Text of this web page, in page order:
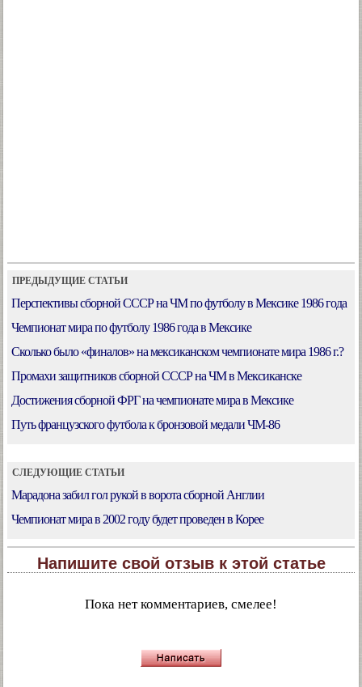
ПРЕДЫДУЩИЕ СТАТЬИ
Перспективы сборной СССР на ЧМ по футболу в Мексике 1986 года
Чемпионат мира по футболу 1986 года в Мексике
Сколько было «финалов» на мексиканском чемпионате мира 1986 г.?
Промахи защитников сборной СССР на ЧМ в Мексиканске
Достижения сборной ФРГ на чемпионате мира в Мексике
Путь французского футбола к бронзовой медали ЧМ-86
СЛЕДУЮЩИЕ СТАТЬИ
Марадона забил гол рукой в ворота сборной Англии
Чемпионат мира в 2002 году будет проведен в Корее
Напишите свой отзыв к этой статье
Пока нет комментариев, смелее!